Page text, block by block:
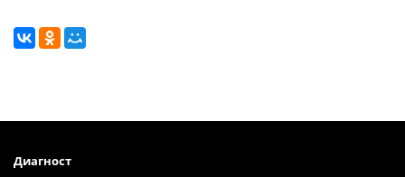
Диагност